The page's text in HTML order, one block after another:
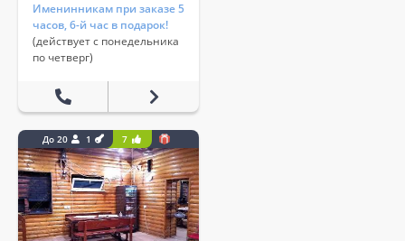
Именинникам при заказе 5
часов, 6-й час в подарок!
(действует с понедельника
по четверг)
До 20 1 7